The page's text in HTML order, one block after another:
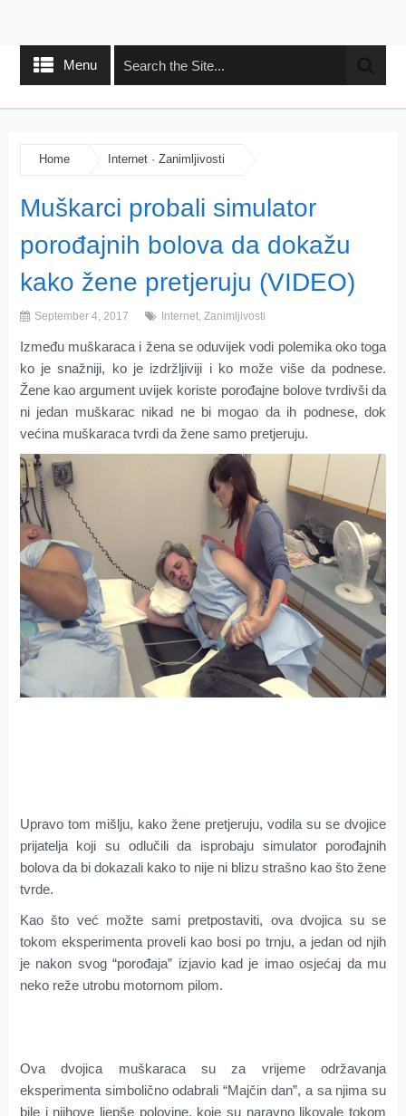
Menu
Home Internet· Zanimljivosti
Muškarci probali simulator
porođajnih bolova da dokažu
kako žene pretjeruju (VIDEO)
September 4, 2017 Internet, Zanimljivosti
Između muškaraca i žena se oduvijek vodi polemika oko toga
ko je snažniji, ko je izdržljiviji i ko može više da podnese.
Žene kao argument uvijek koriste porođajne bolove tvrdivši da
ni jedan muškarac nikad ne bi mogao da ih podnese, dok
većina muškaraca tvrdi da žene samo pretjeruju.
Upravo tom mišlju, kako žene pretjeruju, vodila su se dvojice
prijatelja koji su odlučili da isprobaju simulator porođajnih
bolova da bi dokazali kako to nije ni blizu strašno kao što žene
tvrde.
Kao što već možte sami pretpostaviti, ova dvojica su se
tokom eksperimenta proveli kao bosi po trnju, a jedan od njih
je nakon svog “porođaja” izjavio kad je imao osjećaj da mu
neko reže utrobu motornom pilom.
Ova dvojica muškaraca su za vrijeme održavanja
eksperimenta simbolično odabrali “Majčin dan”, a sa njima su
bile i njihove ljepše polovine, koje su naravno likovale tokom